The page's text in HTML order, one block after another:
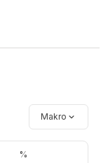
Makro
%